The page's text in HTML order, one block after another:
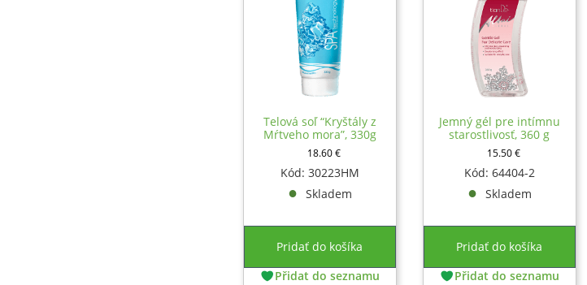
Telová soľ “Kryštály z
Mŕtveho mora”, 330g
18.60€
Kód: 30223HM
Skladem
Pridať do košíka
Přidat do seznamu
Jemný gél pre intímnu
starostlivosť, 360 g
15.50€
Kód: 64404-2
Skladem
Pridať do košíka
Přidat do seznamu